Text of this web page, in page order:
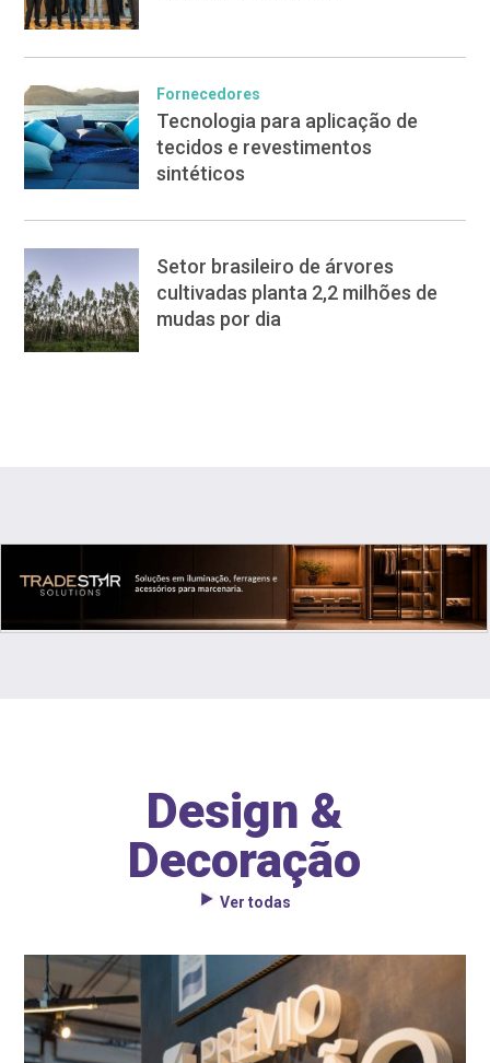
Fornecedores
Tecnologia para aplicação de
tecidos e revestimentos
sintéticos
Setor brasileiro de árvores
cultivadas planta 2,2 milhões de
mudas por dia
Design &
Decoração
Ver todas